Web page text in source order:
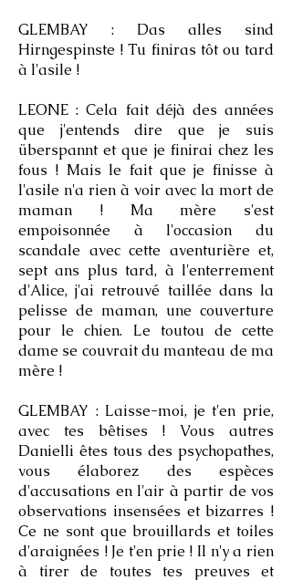
GLEMBAY : Das alles sind
Hirngespinste ! Tu finiras tôt ou tard
à l'asile !
LEONE : Cela fait déjà des années
que j'entends dire que je suis
überspannt et que je finirai chez les
fous ! Mais le fait que je finisse à
l'asile n'a rien à voir avec la mort de
maman ! Ma mère s'est
empoisonnée à l'occasion du
scandale avec cette aventurière et,
sept ans plus tard, à l'enterrement
d'Alice, j'ai retrouvé taillée dans la
pelisse de maman, une couverture
pour le chien. Le toutou de cette
dame se couvrait du manteau de ma
mère !
GLEMBAY : Laisse-moi, je t'en prie,
avec tes bêtises ! Vous autres
Danielli êtes tous des psychopathes,
vous élaborez des espèces
d'accusations en l'air à partir de vos
observations insensées et bizarres !
Ce ne sont que brouillards et toiles
d'araignées ! Je t'en prie ! Il n'y a rien
à tirer de toutes tes preuves et